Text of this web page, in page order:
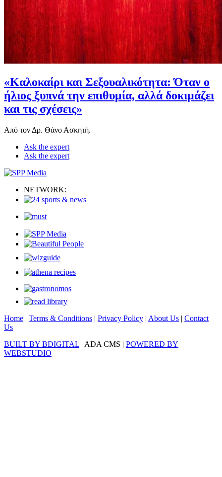
«Καλοκαίρι και Σεξουαλικότητα: Όταν ο
ήλιος ξυπνά την επιθυμία, αλλά δοκιμάζει
και τις σχέσεις»
Από τον Δρ. Θάνο Ασκητή.
Ask the expert
Ask the expert
NETWORK:
Home | Terms & Conditions | Privacy Policy | About Us | Contact
Us
BUILT BY BDIGITAL | ADA CMS | POWERED BY
WEBSTUDIO